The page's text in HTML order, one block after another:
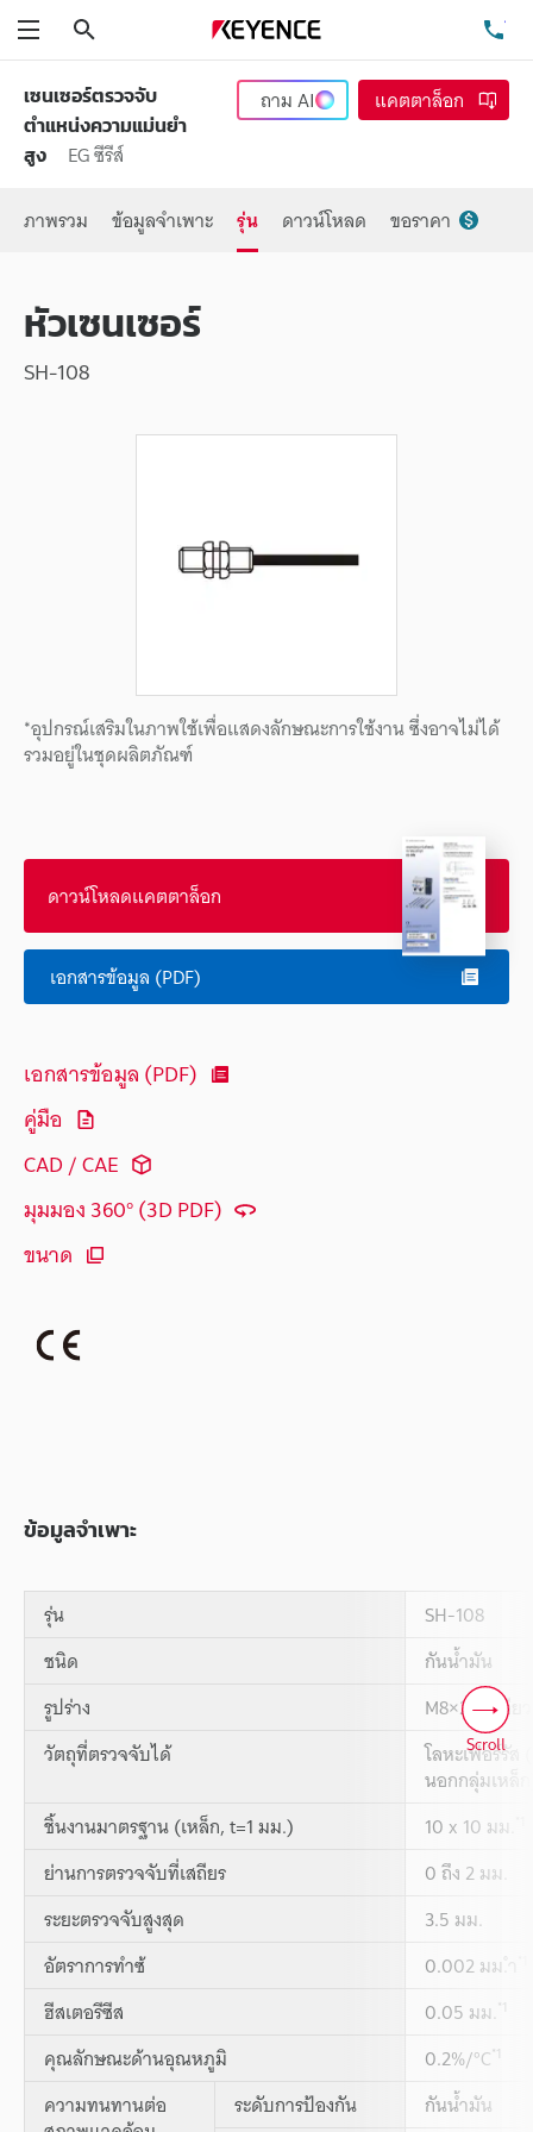
เซนเซอร์ตรวจจับ
ตำแหน่งความแม่นยำ
สูง
EG ซีรีส์
ถามAI แคตตาล็อก
ภาพรวม ข้อมูลจำเพาะ รุ่น ดาวน์โหลด ขอราคา
หัวเซนเซอร์
SH-108
*อุปกรณ์เสริมในภาพใช้เพื่อแสดงลักษณะการใช้งาน ซึ่งอาจไม่ได้
รวมอยู่ในชุดผลิตภัณฑ์
ดาวน์โหลดแคตตาล็อก
เอกสารข้อมูล (PDF)
เอกสารข้อมูล (PDF)
คู่มือ
CAD / CAE
มุมมอง 360° (3D PDF)
ขนาด
ข้อมูลจำเพาะ
รุ่น
SH-108
ชนิด
กันน้ำมัน
รูปร่าง
M8×25 เกลียว
วัตถุที่ตรวจจับได้
โลหะเฟอร์รั
นอกกลุ่มเหล็
ชิ้นงานมาตรฐาน (เหล็ก, t=1 มม.)
10 x 10 มม.
ย่านการตรวจจับที่เสถียร
0 ถึง 2 มม.
ระยะตรวจจับสูงสุด
3.5 มม.
อัตราการทำซ้
0.002 มม.ำ
ฮีสเตอรีซีส 0.05 มม.*1
คุณลักษณะด้านอุณหภูมิ 0.2%/°C*1
ความทนทานต่อ ระดับการป้องกัน กันน้ำมัน
Scroll